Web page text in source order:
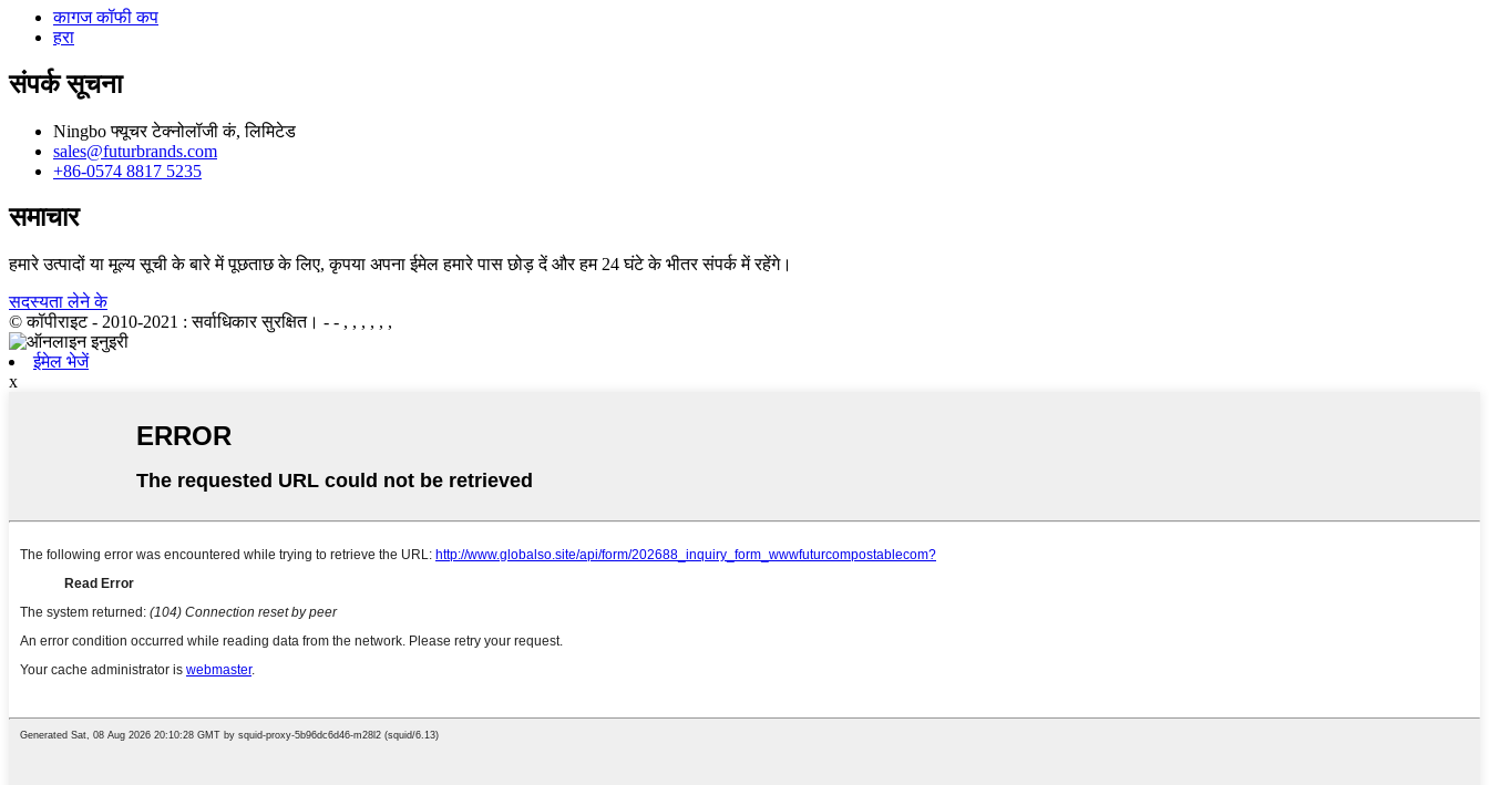
कागज कॉफी कप
हरा
संपर्क सूचना
Ningbo फ्यूचर टेक्नोलॉजी कं, लिमिटेड
sales@futurbrands.com
+86-0574 8817 5235
समाचार
हमारे उत्पादों या मूल्य सूची के बारे में पूछताछ के लिए, कृपया अपना ईमेल हमारे पास छोड़ दें और हम 24 घंटे के भीतर संपर्क में रहेंगे।
सदस्यता लेने के
© कॉपीराइट - 2010-2021 : सर्वाधिकार सुरक्षित। - - , , , , , ,
ईमेल भेजें
x